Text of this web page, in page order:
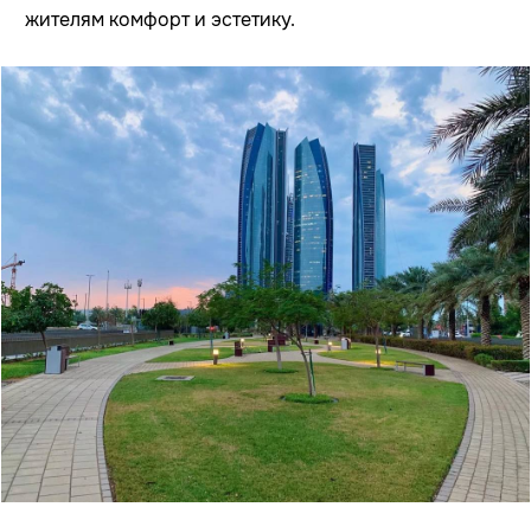
жителям комфорт и эстетику.